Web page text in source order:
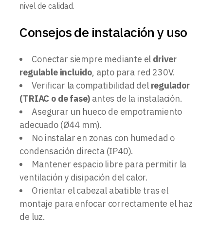
nivel de calidad.
Consejos de instalación y uso
Conectar siempre mediante el driver
regulable incluido, apto para red 230V.
Verificar la compatibilidad del regulador
(TRIAC o de fase) antes de la instalación.
Asegurar un hueco de empotramiento
adecuado (Ø44 mm).
No instalar en zonas con humedad o
condensación directa (IP40).
Mantener espacio libre para permitir la
ventilación y disipación del calor.
Orientar el cabezal abatible tras el
montaje para enfocar correctamente el haz
de luz.